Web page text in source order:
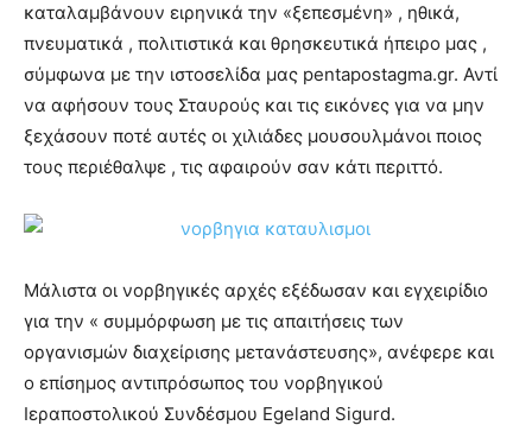
καταλαμβάνουν ειρηνικά την «ξεπεσμένη» , ηθικά,
πνευματικά , πολιτιστικά και θρησκευτικά ήπειρο μας ,
σύμφωνα με την ιστοσελίδα μας pentapostagma.gr. Αντί
να αφήσουν τους Σταυρούς και τις εικόνες για να μην
ξεχάσουν ποτέ αυτές οι χιλιάδες μουσουλμάνοι ποιος
τους περιέθαλψε , τις αφαιρούν σαν κάτι περιττό.
Μάλιστα οι νορβηγικές αρχές εξέδωσαν και εγχειρίδιο
για την « συμμόρφωση με τις απαιτήσεις των
οργανισμών διαχείρισης μετανάστευσης», ανέφερε και
ο επίσημος αντιπρόσωπος του νορβηγικού
Ιεραποστολικού Συνδέσμου Egeland Sigurd.